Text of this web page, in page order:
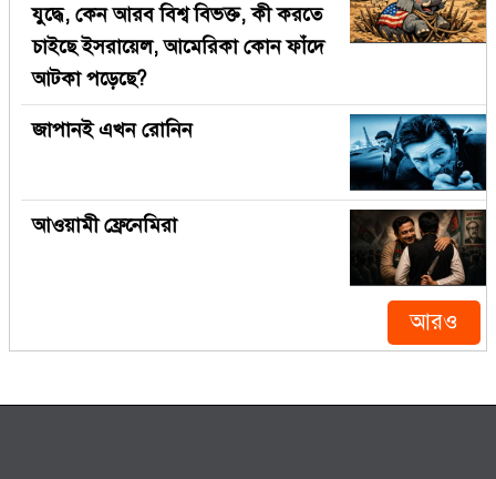
যুদ্ধে, কেন আরব বিশ্ব বিভক্ত, কী করতে
চাইছে ইসরায়েল, আমেরিকা কোন ফাঁদে
আটকা পড়েছে?
জাপানই এখন রোনিন
আওয়ামী ফ্রেনেমিরা
আরও